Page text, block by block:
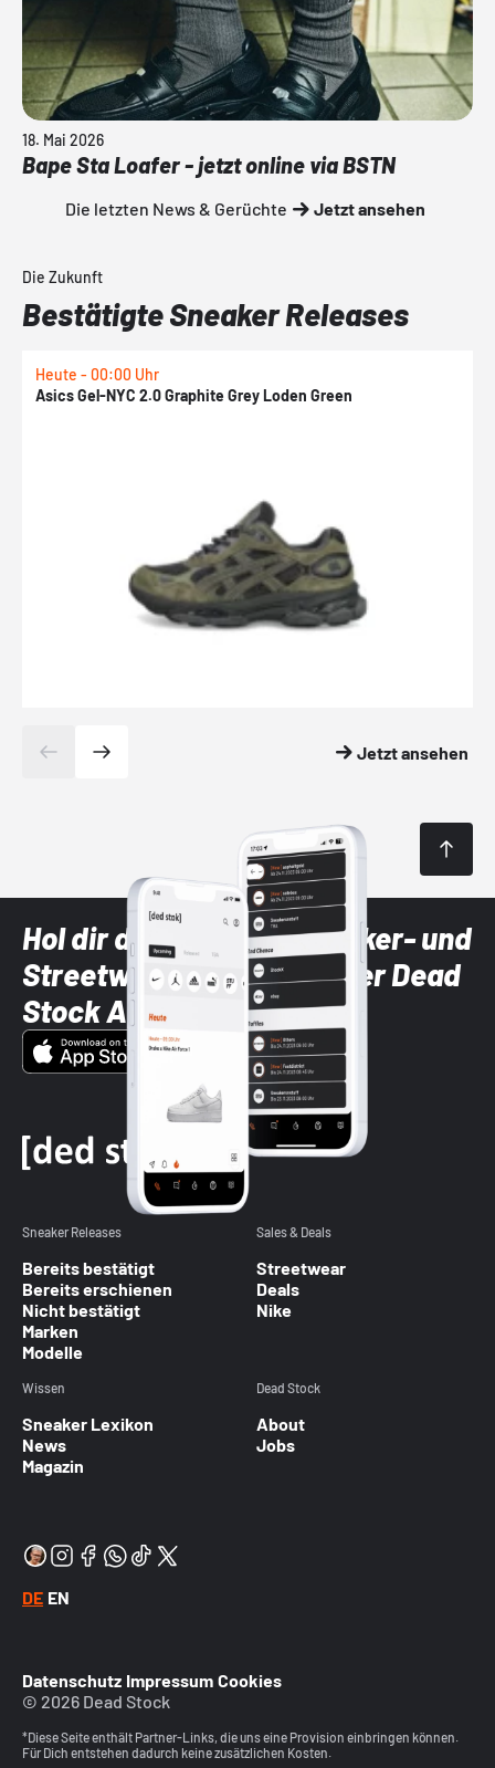
18. Mai 2026
Bape Sta Loafer - jetzt online via BSTN
Die letzten News & Gerüchte Jetzt ansehen
Die Zukunft
Bestätigte Sneaker Releases
Heute - 00:00 Uhr
Asics Gel-NYC 2.0 Graphite Grey Loden Green
Jetzt ansehen
Hol dir die neuesten Sneaker- und
Streetwear-Brands mit der Dead
Stock App
Sneaker Releases
Bereits bestätigt
Bereits erschienen
Nicht bestätigt
Marken
Modelle
Sales & Deals
Streetwear
Deals
Nike
Wissen
Sneaker Lexikon
News
Magazin
Dead Stock
About
Jobs
DE EN
Datenschutz Impressum Cookies
© 2026 Dead Stock
*Diese Seite enthält Partner-Links, die uns eine Provision einbringen können.
Für Dich entstehen dadurch keine zusätzlichen Kosten.